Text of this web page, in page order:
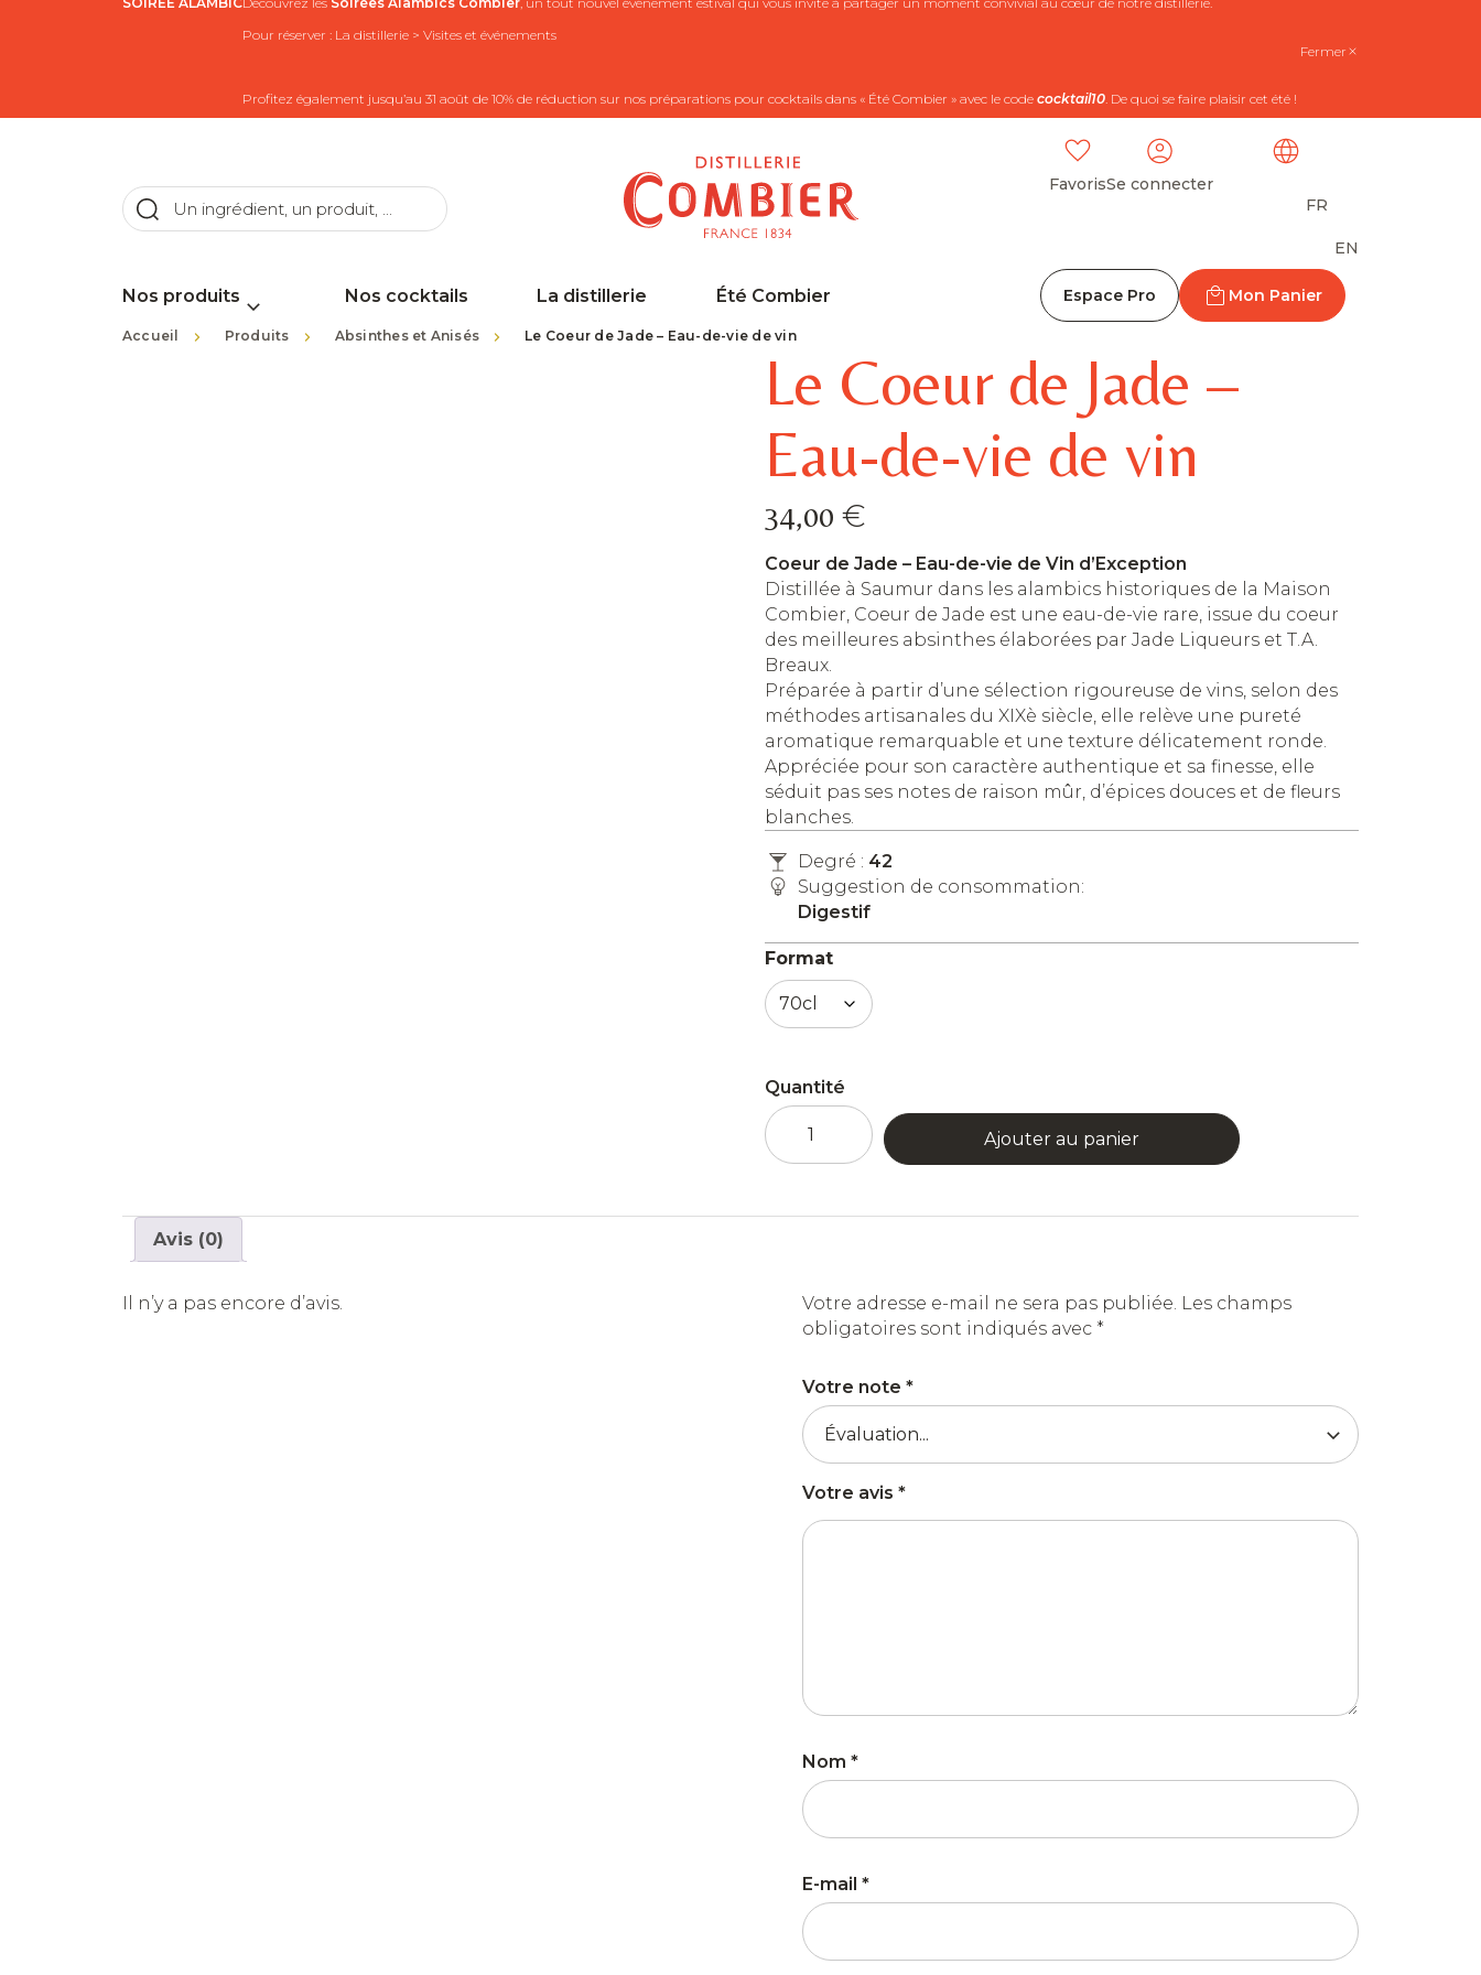
Pour réserver : La distillerie > Visites et événements
Profitez également jusqu’au 31 août de 10% de réduction sur nos préparations pour cocktails dans « Été Combier » avec le code cocktail10. De quoi se faire plaisir cet été !
Fermer
FavorisSe connecter
FR
EN
Nos produits Nos cocktails La distillerie Été Combier Espace Pro Mon Panier
Accueil > Produits > Absinthes et Anisés > Le Coeur de Jade – Eau-de-vie de vin
Le Coeur de Jade –
Eau-de-vie de vin
34,00€
Coeur de Jade – Eau-de-vie de Vin d’Exception
Distillée à Saumur dans les alambics historiques de la Maison
Combier, Coeur de Jade est une eau-de-vie rare, issue du coeur
des meilleures absinthes élaborées par Jade Liqueurs et T.A.
Breaux.
Préparée à partir d’une sélection rigoureuse de vins, selon des
méthodes artisanales du XIXè siècle, elle relève une pureté
aromatique remarquable et une texture délicatement ronde.
Appréciée pour son caractère authentique et sa finesse, elle
séduit pas ses notes de raison mûr, d’épices douces et de fleurs
blanches.
Degré : 42
Suggestion de consommation:
Digestif
Format
Quantité
quantité
de
Le
de
Ajouter au panier
Avis (0)
Il n’y a pas encore d’avis. Votre adresse e-mail ne sera pas publiée. Les champs
obligatoires sont indiqués avec *
Votre note*
Votre avis*
Nom*
E-mail*